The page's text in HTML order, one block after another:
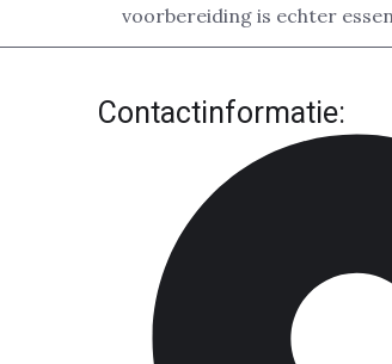
voorbereiding is echter
Contactinformatie: